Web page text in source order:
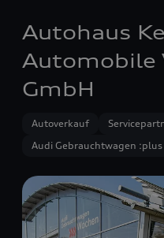
Autohaus
Automobile
GmbH
Autoverkauf
Audi Gebrauchtwagen :plus